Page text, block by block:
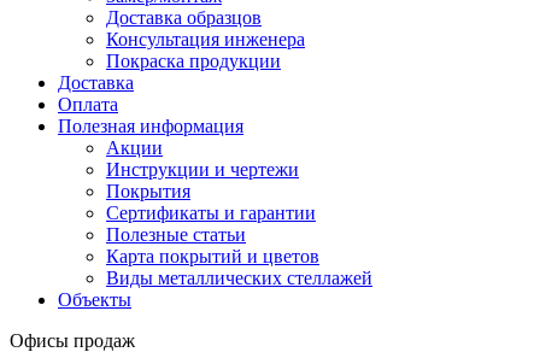
Доставка образцов
Консультация инженера
Покраска продукции
Доставка
Оплата
Полезная информация
Акции
Инструкции и чертежи
Покрытия
Сертификаты и гарантии
Полезные статьи
Карта покрытий и цветов
Виды металлических стеллажей
Объекты
Офисы продаж